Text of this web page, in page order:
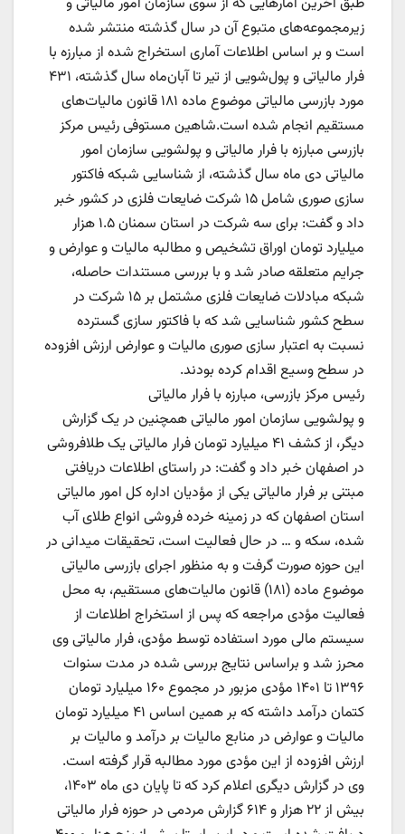
زیرمجموعه‌های متبوع آن در سال گذشته منتشر شده
است و بر اساس اطلاعات آماری استخراج شده از مبارزه با
فرار مالیاتی و پول‌شویی از تیر تا آبان‌ماه سال گذشته، ۴۳۱
مورد بازرسی مالیاتی موضوع ماده ۱۸۱ قانون مالیات‌های
مستقیم انجام شده است.شاهین مستوفی رئیس مرکز
بازرسی مبارزه با فرار مالیاتی و پولشویی سازمان امور
مالیاتی دی ماه سال گذشته، از شناسایی شبکه فاکتور
سازی صوری شامل ۱۵ شرکت ضایعات فلزی در کشور خبر
داد و گفت: برای سه شرکت در استان سمنان ۱.۵ هزار
میلیارد تومان اوراق تشخیص و مطالبه مالیات و عوارض و
جرایم متعلقه صادر شد و با بررسی مستندات حاصله،
شبکه مبادلات ضایعات فلزی مشتمل بر ۱۵ شرکت در
سطح کشور شناسایی شد که با فاکتور سازی گسترده
نسبت به اعتبار سازی صوری مالیات و عوارض ارزش افزوده
در سطح وسیع اقدام کرده بودند.
رئیس مرکز بازرسی، مبارزه با فرار مالیاتی
و پولشویی سازمان امور مالیاتی همچنین در یک گزارش
دیگر، از کشف ۴۱ میلیارد تومان فرار مالیاتی یک طلافروشی
در اصفهان خبر داد و گفت: در راستای اطلاعات دریافتی
مبتنی بر فرار مالیاتی یکی از مؤدیان اداره کل امور مالیاتی
استان اصفهان که در زمینه خرده فروشی انواع طلای آب
شده، سکه و … در حال فعالیت است، تحقیقات میدانی در
این حوزه صورت گرفت و به منظور اجرای بازرسی مالیاتی
موضوع ماده (۱۸۱) قانون مالیات‌های مستقیم، به محل
فعالیت مؤدی مراجعه که پس از استخراج اطلاعات از
سیستم مالی مورد استفاده توسط مؤدی، فرار مالیاتی وی
محرز شد و براساس نتایج بررسی شده در مدت سنوات
۱۳۹۶ تا ۱۴۰۱ مؤدی مزبور در مجموع ۱۶۰ میلیارد تومان
کتمان درآمد داشته که بر همین اساس ۴۱ میلیارد تومان
مالیات و عوارض در منابع مالیات بر درآمد و مالیات بر
ارزش افزوده از این مؤدی مورد مطالبه قرار گرفته است.
وی در گزارش دیگری اعلام کرد که تا پایان دی ماه ۱۴۰۳،
بیش از ۲۲ هزار و ۶۱۴ گزارش مردمی در حوزه فرار مالیاتی